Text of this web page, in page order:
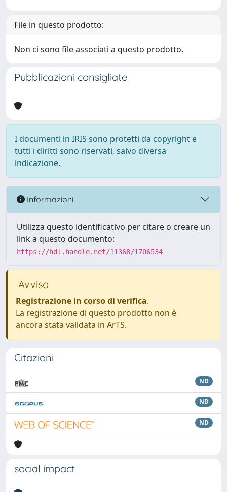
File in questo prodotto:
Non ci sono file associati a questo prodotto.
Pubblicazioni consigliate
I documenti in IRIS sono protetti da copyright e
tutti i diritti sono riservati, salvo diversa
indicazione.
Informazioni
Utilizza questo identificativo per citare o creare un
link a questo documento:
https://hdl.handle.net/11368/1706534
Avviso
Registrazione in corso di verifica.
La registrazione di questo prodotto non è
ancora stata validata in ArTS.
Citazioni
ND
ND
ND
social impact